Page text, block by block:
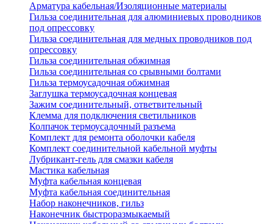
Арматура кабельная/Изоляционные материалы
Гильза соединительная для алюминиевых проводников
под опрессовку
Гильза соединительная для медных проводников под
опрессовку
Гильза соединительная обжимная
Гильза соединительная со срывными болтами
Гильза термоусадочная обжимная
Заглушка термоусадочная концевая
Зажим соединительный, ответвительный
Клемма для подключения светильников
Колпачок термоусадочный разъема
Комплект для ремонта оболочки кабеля
Комплект соединительной кабельной муфты
Лубрикант-гель для смазки кабеля
Мастика кабельная
Муфта кабельная концевая
Муфта кабельная соединительная
Набор наконечников, гильз
Наконечник быстроразмыкаемый